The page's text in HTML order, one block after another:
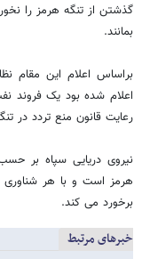
گذشتن از تنگه هرمز را
بمانند.
براساس اعلام این مقام
اعلام شده بود یک فروند
رعایت قانون منع تردد در
نیروی دریایی سپاه بر
هرمز است و با هر شناوری
برخورد می کند.
خبرهای مرتبط